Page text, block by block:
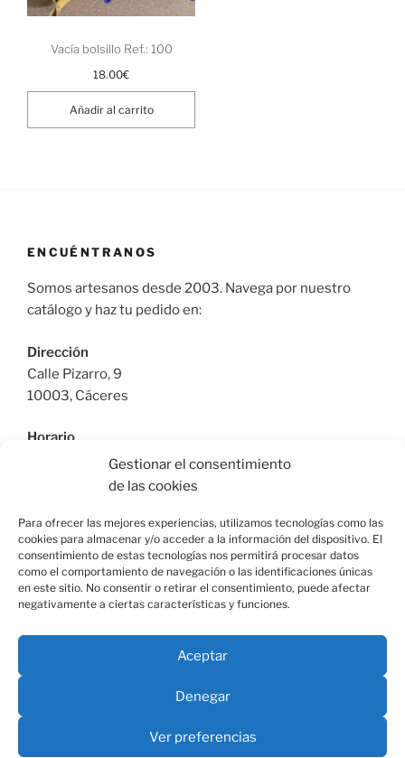
Gestionar el consentimiento
de las cookies
Para ofrecer las mejores experiencias, utilizamos tecnologías como las
cookies para almacenar y/o acceder a la información del dispositivo. El
consentimiento de estas tecnologías nos permitirá procesar datos
como el comportamiento de navegación o las identificaciones únicas
en este sitio. No consentir o retirar el consentimiento, puede afectar
negativamente a ciertas características y funciones.
Aceptar
Denegar
Ver preferencias
Vacía bolsillo Ref.: 100
18.00€
Añadir al carrito
ENCUÉNTRANOS
Somos artesanos desde 2003. Navega por nuestro
catálogo y haz tu pedido en:
Dirección
Calle Pizarro, 9
10003, Cáceres
Horario
De Lunes a Viernes: 9:30h a 13:30h | 17:30 a 21:00h
Sábado: 10:30h a 14:00h |
Teléfono
615664955
Correo
Política de privacidad